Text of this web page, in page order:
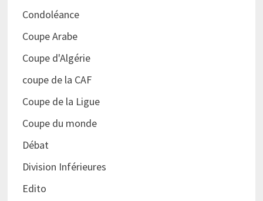
Condoléance
Coupe Arabe
Coupe d'Algérie
coupe de la CAF
Coupe de la Ligue
Coupe du monde
Débat
Division Inférieures
Edito